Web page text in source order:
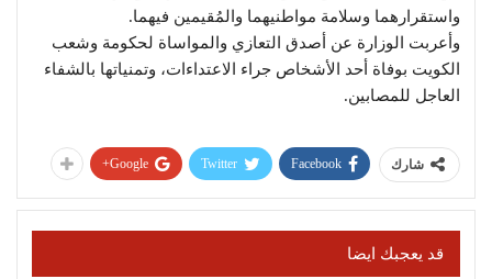
واستقرارهما وسلامة مواطنيهما والمُقيمين فيهما.
وأعربت الوزارة عن أصدق التعازي والمواساة لحكومة وشعب
الكويت بوفاة أحد الأشخاص جراء الاعتداءات، وتمنياتها بالشفاء
العاجل للمصابين.
شارك Facebook
Twitter
Google+
قد يعجبك ايضا